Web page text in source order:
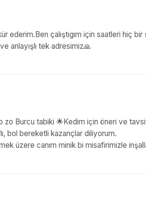
ederim.Ben çalıştıgım için saatleri hiç
anlayışlı tek adresimiz🙏
zo Burcu tabiki 🌟Kedim için öneri ve
bol bereketli kazançlar diliyorum.
üzere canım minik bi misafirimizle